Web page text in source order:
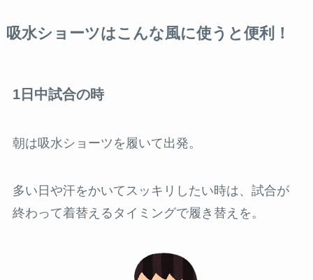
吸水ショーツはこんな風に使うと便利！
1日中試合の時
朝は吸水ショーツを履いて出発。
多い日や汗をかいてスッキリしたい時は、試合が
終わって着替えるタイミングで履き替えを。